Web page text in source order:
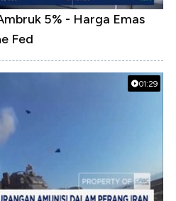
5% - Harga Emas
Fed
01:29